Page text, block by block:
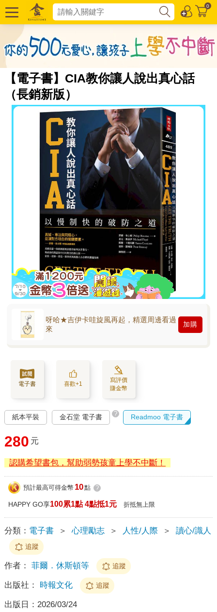
0
【電子書】CIA教你讓人說出真心話
（長銷新版）
呀哈★吉伊卡哇旋風再起，精選周邊看過
來
加購
電子書 喜歡+1
寫評價
賺金幣
紙本平裝 金石堂 電子書 ? Readmoo 電子書
280 元
認購希望書包，幫助弱勢孩童上學不中斷！
預計最高可得金幣 10點 ?
HAPPY GO享100累1點 4點抵1元 折抵無上限
分類： 電子書 ＞ 心理勵志 ＞ 人性/人際 ＞ 讀心/識人
追蹤
作者： 菲爾．休斯頓等 追蹤
出版社： 時報文化 追蹤
出版日： 2026/03/24